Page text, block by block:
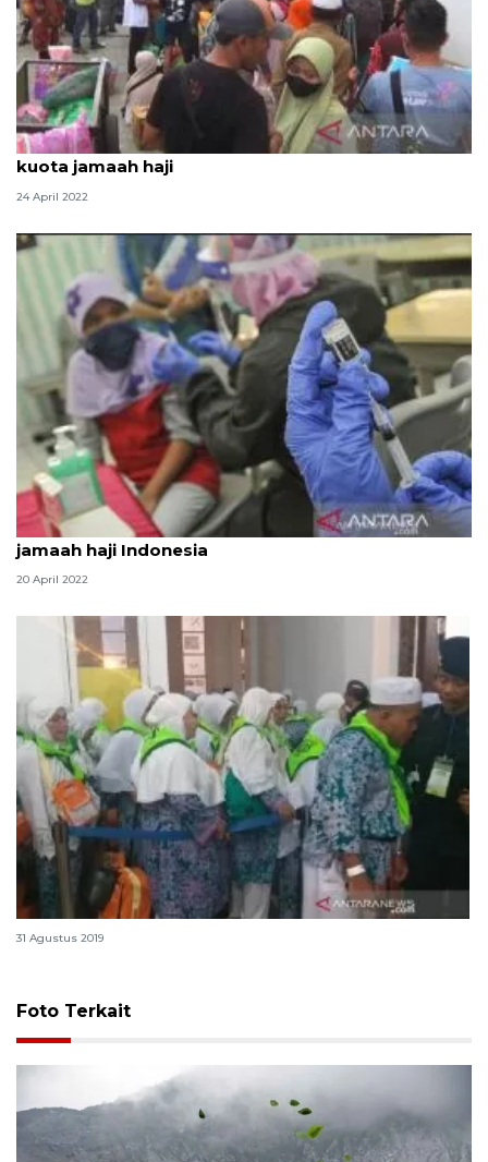
Humaniora sepekan, imbauan mudik awal hingga
kuota jamaah haji
24 April 2022
Humaniora kemarin, vaksinasi HPV hingga kuota
jamaah haji Indonesia
20 April 2022
Enam jamaah haji mutasi kloter 8 Debarkasi Medan
31 Agustus 2019
Foto Terkait